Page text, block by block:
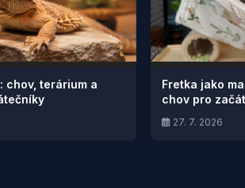
chov, terárium a
Fretka jako
chov pro
27. 7. 2026